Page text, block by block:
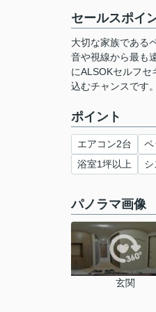
セールスポイ
大切な家族である
音や視線から最も
にALSOKセルフ
込むチャンスです。
ポイント
エアコン2台 ペ
浴室1坪以上
パノラマ画像
玄関